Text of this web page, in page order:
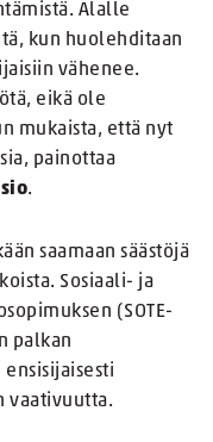
Alalle
kun huolehditaan
vähenee.
eikä ole
mukaista, että nyt
painottaa
.
saamaan säästöjä
Sosiaali- ja
(SOTE-
palkan
vaativuutta.